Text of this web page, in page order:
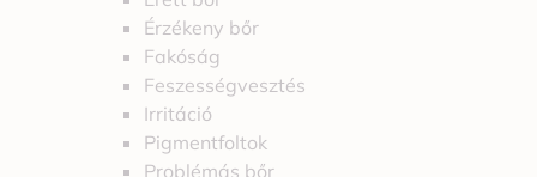
Érzékeny bőr
Fakóság
Feszességvesztés
Irritáció
Pigmentfoltok
Problémás bőr